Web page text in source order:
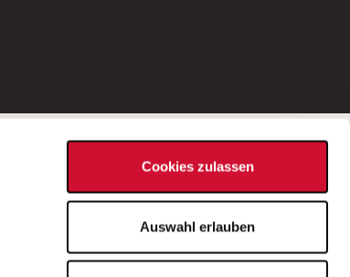
Cookies zulassen
Auswahl erlauben
Bei Fragen zu einer Stellenausschreibung
wenden Sie sich bitte an die*den in der
Stellenausschreibung genannte*n